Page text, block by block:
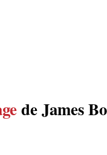
de James